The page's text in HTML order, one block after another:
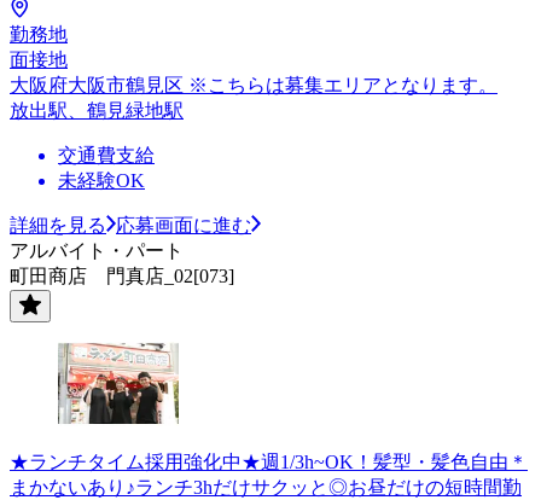
勤務地
面接地
大阪府大阪市鶴見区 ※こちらは募集エリアとなります。
放出駅、鶴見緑地駅
交通費支給
未経験OK
詳細を見る
応募画面に進む
アルバイト・パート
町田商店 門真店_02[073]
★ランチタイム採用強化中★週1/3h~OK！髪型・髪色自由＊
まかないあり♪ランチ3hだけサクッと◎お昼だけの短時間勤